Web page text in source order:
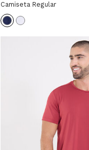
Camiseta Regular